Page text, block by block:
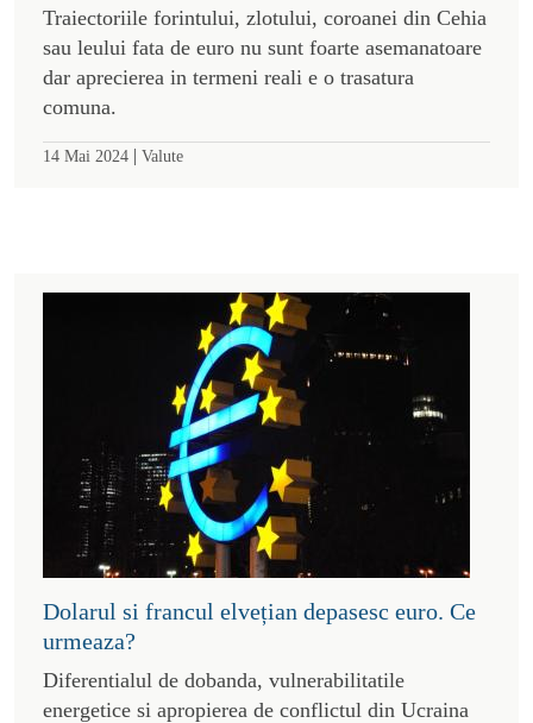
Traiectoriile forintului, zlotului, coroanei din Cehia
sau leului fata de euro nu sunt foarte asemanatoare
dar aprecierea in termeni reali e o trasatura
comuna.
14 Mai 2024 | Valute
Dolarul si francul elvețian depasesc euro. Ce
urmeaza?
Diferentialul de dobanda, vulnerabilitatile
energetice si apropierea de conflictul din Ucraina